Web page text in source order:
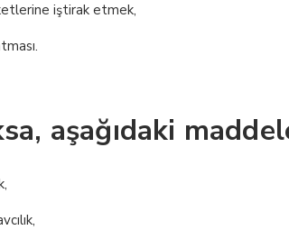
iştirak etmek,
aşağıdaki